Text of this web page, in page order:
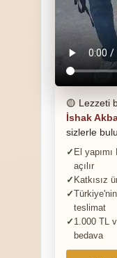
🟡 Lezzeti
İshak
sizlerle
El
açılır
Katkısız
teslimat
1.000 TL
bedava